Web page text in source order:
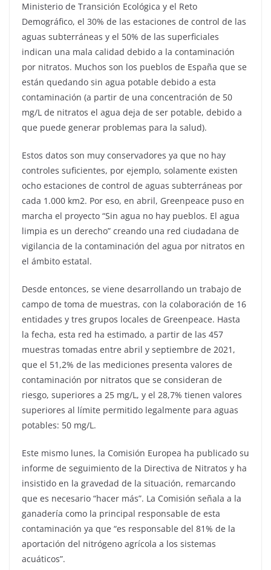
Ministerio de Transición Ecológica y el Reto
Demográfico, el 30% de las estaciones de control de las
aguas subterráneas y el 50% de las superficiales
indican una mala calidad debido a la contaminación
por nitratos. Muchos son los pueblos de España que se
están quedando sin agua potable debido a esta
contaminación (a partir de una concentración de 50
mg/L de nitratos el agua deja de ser potable, debido a
que puede generar problemas para la salud).
Estos datos son muy conservadores ya que no hay
controles suficientes, por ejemplo, solamente existen
ocho estaciones de control de aguas subterráneas por
cada 1.000 km2. Por eso, en abril, Greenpeace puso en
marcha el proyecto “Sin agua no hay pueblos. El agua
limpia es un derecho” creando una red ciudadana de
vigilancia de la contaminación del agua por nitratos en
el ámbito estatal.
Desde entonces, se viene desarrollando un trabajo de
campo de toma de muestras, con la colaboración de 16
entidades y tres grupos locales de Greenpeace. Hasta
la fecha, esta red ha estimado, a partir de las 457
muestras tomadas entre abril y septiembre de 2021,
que el 51,2% de las mediciones presenta valores de
contaminación por nitratos que se consideran de
riesgo, superiores a 25 mg/L, y el 28,7% tienen valores
superiores al límite permitido legalmente para aguas
potables: 50 mg/L.
Este mismo lunes, la Comisión Europea ha publicado su
informe de seguimiento de la Directiva de Nitratos y ha
insistido en la gravedad de la situación, remarcando
que es necesario “hacer más”. La Comisión señala a la
ganadería como la principal responsable de esta
contaminación ya que “es responsable del 81% de la
aportación del nitrógeno agrícola a los sistemas
acuáticos”.